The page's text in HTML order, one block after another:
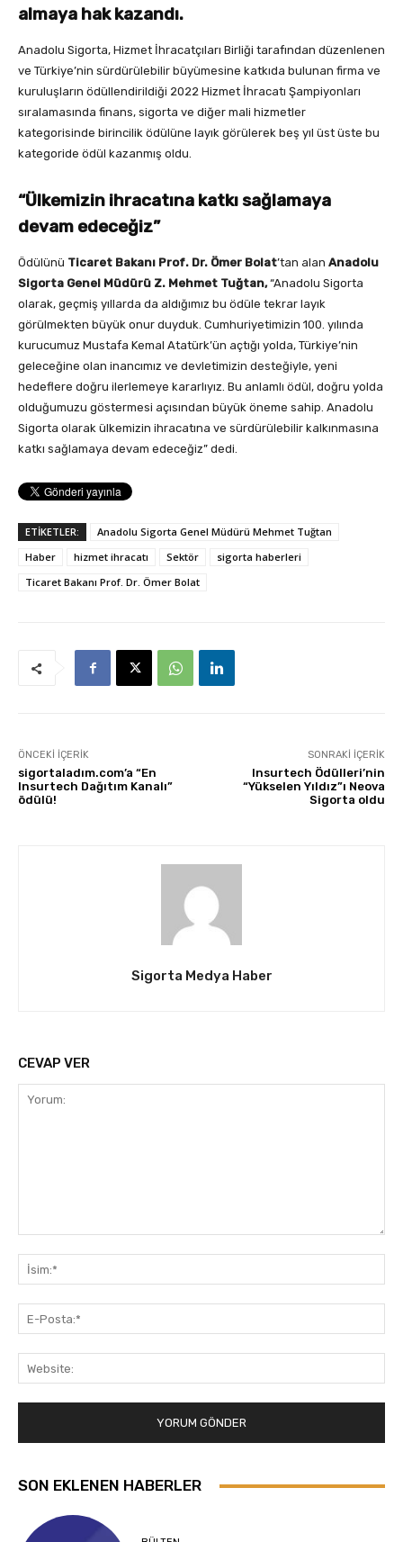
almaya hak kazandı.
Anadolu Sigorta, Hizmet İhracatçıları Birliği tarafından düzenlenen
ve Türkiye’nin sürdürülebilir büyümesine katkıda bulunan firma ve
kuruluşların ödüllendirildiği 2022 Hizmet İhracatı Şampiyonları
sıralamasında finans, sigorta ve diğer mali hizmetler
kategorisinde birincilik ödülüne layık görülerek beş yıl üst üste bu
kategoride ödül kazanmış oldu.
“Ülkemizin ihracatına katkı sağlamaya
devam edeceğiz”
Ödülünü Ticaret Bakanı Prof. Dr. Ömer Bolat’tan alan Anadolu
Sigorta Genel Müdürü Z. Mehmet Tuğtan,“Anadolu Sigorta
olarak, geçmiş yıllarda da aldığımız bu ödüle tekrar layık
görülmekten büyük onur duyduk. Cumhuriyetimizin 100. yılında
kurucumuz Mustafa Kemal Atatürk’ün açtığı yolda, Türkiye’nin
geleceğine olan inancımız ve devletimizin desteğiyle, yeni
hedeflere doğru ilerlemeye kararlıyız. Bu anlamlı ödül, doğru yolda
olduğumuzu göstermesi açısından büyük öneme sahip. Anadolu
Sigorta olarak ülkemizin ihracatına ve sürdürülebilir kalkınmasına
katkı sağlamaya devam edeceğiz” dedi.
ETİKETLER:
Anadolu Sigorta Genel Müdürü Mehmet Tuğtan
Haber
hizmet ihracatı Sektör
sigorta haberleri
Ticaret Bakanı Prof. Dr. Ömer Bolat
ÖNCEKI İÇERIK
sigortaladım.com’a “En
Insurtech Dağıtım Kanalı”
ödülü!
SONRAKI İÇERIK
Insurtech Ödülleri’nin
“Yükselen Yıldız”ı Neova
Sigorta oldu
Sigorta Medya Haber
CEVAP VER
SON EKLENEN HABERLER